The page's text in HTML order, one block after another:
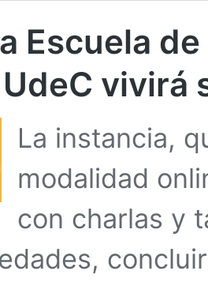
Escuela
vivirá
La instancia,
modalidad
con charlas y